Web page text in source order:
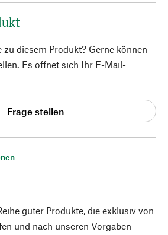
guter Produkte, die exklusiv von
und nach unseren Vorgaben
zu diesem Produkt? Gerne können
Es öffnet sich Ihr E-Mail-
Frage stellen